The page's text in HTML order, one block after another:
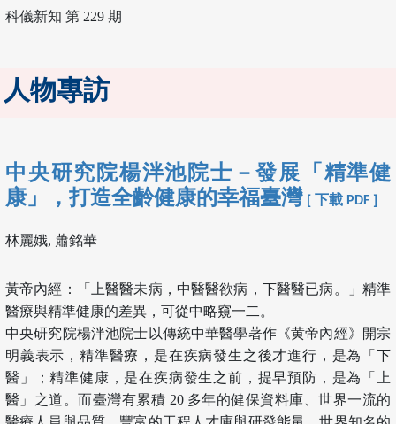
科儀新知 第 229 期
人物專訪
中央研究院楊泮池院士－發展「精準健
康」，打造全齡健康的幸福臺灣
[ 下載 PDF ]
林麗娥, 蕭銘華
黃帝內經：「上醫醫未病，中醫醫欲病，下醫醫已病。」精準
醫療與精準健康的差異，可從中略窺一二。
中央研究院楊泮池院士以傳統中華醫學著作《黄帝內經》開宗
明義表示，精準醫療，是在疾病發生之後才進行，是為「下
醫」；精準健康，是在疾病發生之前，提早預防，是為「上
醫」之道。而臺灣有累積 20 多年的健保資料庫、世界一流的